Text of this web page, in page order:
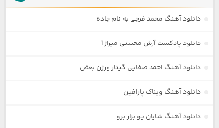
دانلود آهنگ محمد فرجی به نام جاده
دانلود پادکست آرش محسنی میراژ 1
دانلود آهنگ احمد صفایی گیتار ورژن بعض
دانلود آهنگ ویناک پارافین
دانلود آهنگ شایان یو بزار برو